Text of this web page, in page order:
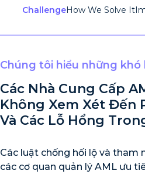
ChallengeHow We Solve It
Chúng tôi hiểu những khó
Các Nhà Cung Cấp
Không Xem Xét Đến
Và Các Lỗ Hổng
Các luật chống hối lộ và tham
các cơ quan quản lý AML ưu